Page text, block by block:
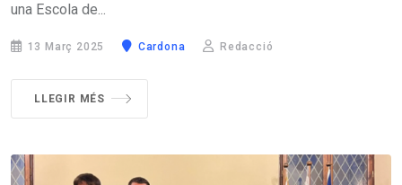
una Escola de...
13 Març 2025 Cardona Redacció
LLEGIR MÉS